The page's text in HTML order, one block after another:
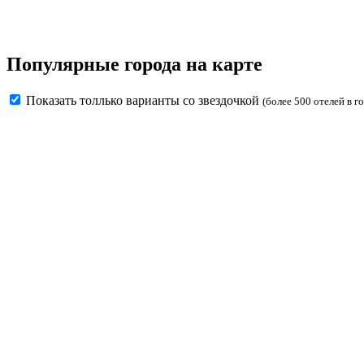
Популярные города на карте
Показать толлько варианты со звездочкой (более 500 отелей в